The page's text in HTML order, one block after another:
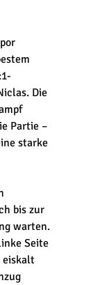
Die
Partie –
starke
bis zur
warten.
Seite
eiskalt